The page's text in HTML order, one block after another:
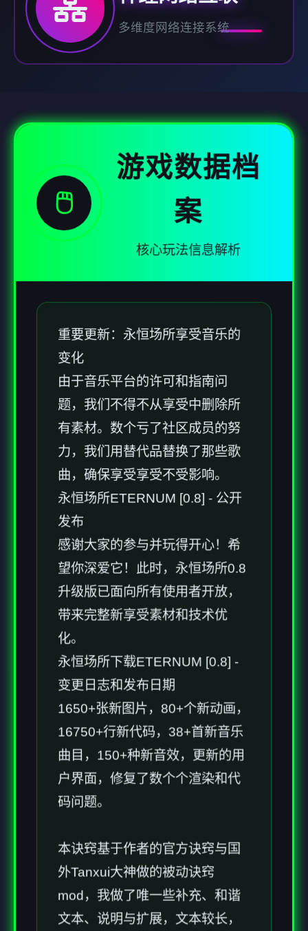
多维度网络连接系统
🖱️
游戏数据档
案
核心玩法信息解析
重要更新：永恒场所享受音乐的
变化
由于音乐平台的许可和指南问
题，我们不得不从享受中删除所
有素材。数个亏了社区成员的努
力，我们用替代品替换了那些歌
曲，确保享受享受不受影响。
永恒场所ETERNUM [0.8] - 公开
发布
感谢大家的参与并玩得开心！希
望你深爱它！此时，永恒场所0.8
升级版已面向所有使用者开放，
带来完整新享受素材和技术优
化。
永恒场所下载ETERNUM [0.8] -
变更日志和发布日期
1650+张新图片，80+个新动画，
16750+行新代码，38+首新音乐
曲目，150+种新音效，更新的用
户界面，修复了数个个渲染和代
码问题。
本诀窍基于作者的官方诀窍与国
外Tanxui大神做的被动诀窍
mod，我做了唯一些补充、和谐
文本、说明与扩展，文本较长，